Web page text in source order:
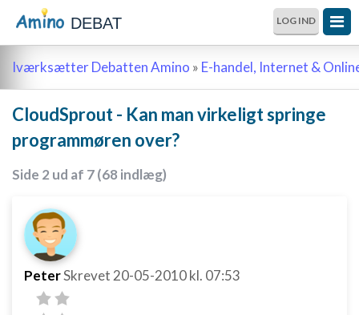
DEBAT LOG IND
Iværksætter Debatten Amino » E-handel, Internet &
CloudSprout - Kan man virkeligt springe
programmøren over?
Side 2 ud af 7 (68 indlæg)
PeterSkrevet 20-05-2010kl. 07:53